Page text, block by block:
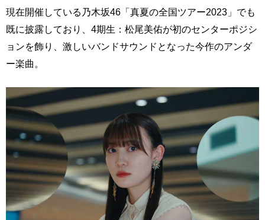
現在開催している乃木坂46「真夏の全国ツアー2023」でも
既に披露しており、4期生：松尾美佑が初のセンターポジシ
ョンを飾り、激しいバンドサウンドとなった今作のアンダ
ー楽曲。